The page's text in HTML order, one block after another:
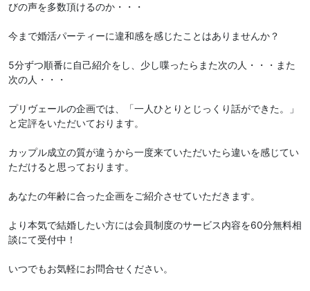
びの声を多数頂けるのか・・・
今まで婚活パーティーに違和感を感じたことはありませんか？
5分ずつ順番に自己紹介をし、少し喋ったらまた次の人・・・また
次の人・・・
プリヴェールの企画では、「一人ひとりとじっくり話ができた。」
と定評をいただいております。
カップル成立の質が違うから一度来ていただいたら違いを感じてい
ただけると思っております。
あなたの年齢に合った企画をご紹介させていただきます。
より本気で結婚したい方には会員制度のサービス内容を60分無料相
談にて受付中！
いつでもお気軽にお問合せください。